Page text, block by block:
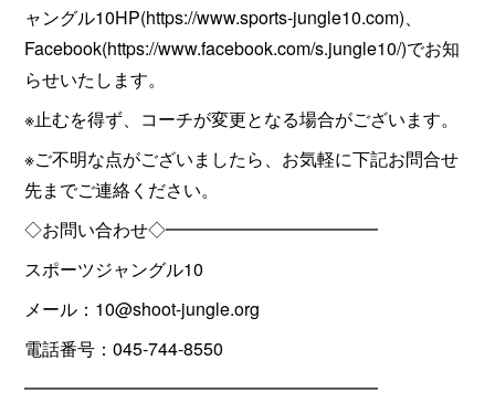
ャングル10HP(https://www.sports-jungle10.com)、
Facebook(https://www.facebook.com/s.jungle10/)でお知
らせいたします。
※止むを得ず、コーチが変更となる場合がございます。
※ご不明な点がございましたら、お気軽に下記お問合せ
先までご連絡ください。
◇お問い合わせ◇━━━━━━━━━━━━
スポーツジャングル10
メール：10@shoot-jungle.org
電話番号：045-744-8550
━━━━━━━━━━━━━━━━━━━━